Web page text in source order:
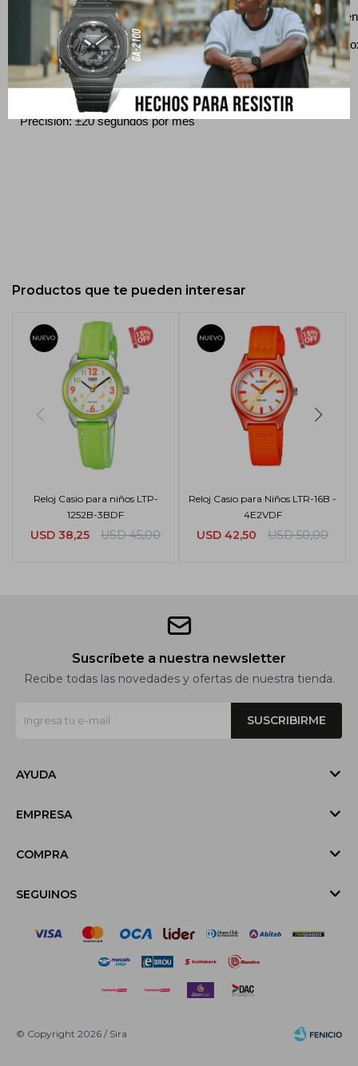
Resistencia al agua
Resistencia al agua de 100 metros
Exactitud
Precisión: ±20 segundos por mes
Productos que te pueden interesar
Reloj Casio para niños LTP-
1252B-3BDF
USD 38,25 USD 45,00
Reloj Casio para Niños LTR-16B -
4E2VDF
USD 42,50 USD 50,00
Suscríbete a nuestra newsletter
Recibe todas las novedades y ofertas de nuestra tienda.
SUSCRIBIRME
AYUDA
EMPRESA
COMPRA
SEGUINOS
© Copyright 2026 / Sira